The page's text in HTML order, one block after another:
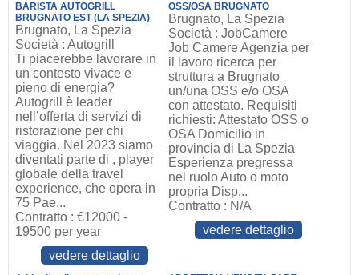
BARISTA AUTOGRILL
BRUGNATO EST (LA SPEZIA)
Brugnato, La Spezia
Società : Autogrill
Ti piacerebbe lavorare in
un contesto vivace e
pieno di energia?
Autogrill è leader
nell’offerta di servizi di
ristorazione per chi
viaggia. Nel 2023 siamo
diventati parte di , player
globale della travel
experience, che opera in
75 Pae...
Contratto : €12000 -
19500 per year
vedere dettaglio
OSS/OSA BRUGNATO
Brugnato, La Spezia
Società : JobCamere
Job Camere Agenzia per
il lavoro ricerca per
struttura a Brugnato
un/una OSS e/o OSA
con attestato. Requisiti
richiesti: Attestato OSS o
OSA Domicilio in
provincia di La Spezia
Esperienza pregressa
nel ruolo Auto o moto
propria Disp...
Contratto : N/A
vedere dettaglio